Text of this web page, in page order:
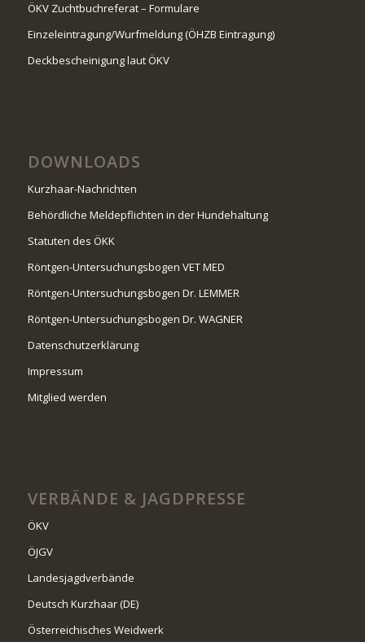
ÖKV Zuchtbuchreferat – Formulare
Einzeleintragung/Wurfmeldung (ÖHZB Eintragung)
Deckbescheinigung laut ÖKV
DOWNLOADS
Kurzhaar-Nachrichten
Behördliche Meldepflichten in der Hundehaltung
Statuten des ÖKK
Röntgen-Untersuchungsbogen VET MED
Röntgen-Untersuchungsbogen Dr. LEMMER
Röntgen-Untersuchungsbogen Dr. WAGNER
Datenschutzerklärung
Impressum
Mitglied werden
VERBÄNDE & JAGDPRESSE
ÖKV
ÖJGV
Landesjagdverbände
Deutsch Kurzhaar (DE)
Österreichisches Weidwerk